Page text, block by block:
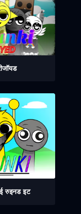
रुइनड इट